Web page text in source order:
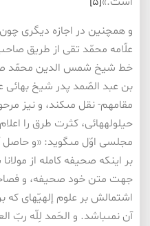
و همچنين در اجازه ديگرى
علّامه محمّد تقى از طريق صاحب
خط شيخ شمس الدين محمّد
بن عبد الصّمد پدر شيخ بهائى
مقامهم- نقل مى‏كند، و نيز
حيلوله‏هائى، كثرت طرق را
مجلسى اوّل مى‏گويد: «و حاصل
بر اينكه صحيفه كامله از
جهت متن خود صحيفه، و
اشتمالش بر علوم إلهيّه‏اى كه
آن نمى‏باشد. و الحَمد لِلّه ربّ